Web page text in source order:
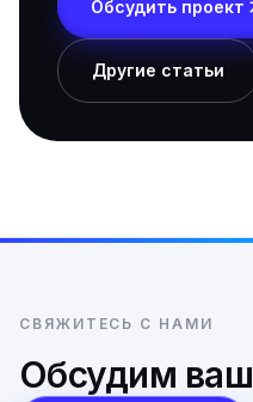
Обсудить проект
Другие статьи
СВЯЖИТЕСЬ С НАМИ
Обсудим ваш